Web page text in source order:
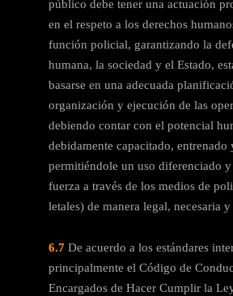
público debe tener una actuación
en el respeto a los derechos
función policial, garantizando la
humana, la sociedad y el Estado,
basarse en una adecuada
organización y ejecución de las
debiendo contar con el potencial
debidamente capacitado, entrenado
permitiéndole un uso diferenciado
fuerza a través de los medios de
letales) de manera legal, necesaria
6.7 De acuerdo a los estándares
principalmente el Código de
Encargados de Hacer Cumplir la